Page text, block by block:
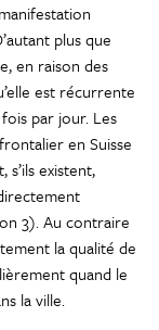
plus que
en raison des
est récurrente
par jour. Les
en Suisse
s’ils existent,
3). Au contraire
la qualité de
quand le
la ville.